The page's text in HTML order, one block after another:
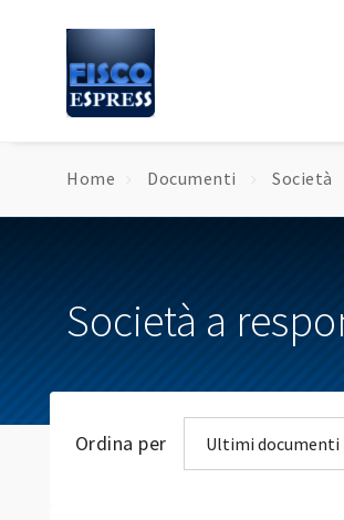
Home Documenti Società
Società a
Ordina per